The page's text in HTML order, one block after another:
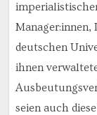
deutschen
ihnen
seien auch